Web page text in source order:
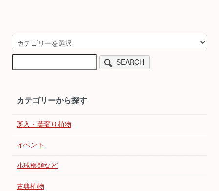
SEARCH
カテゴリーから探す
斑入・葉変り植物
イベント
小球根類など
古典植物